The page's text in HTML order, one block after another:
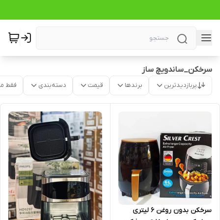
سرخکن_ساندویچ ساز
پربازدیدترین برندها قیمت دسته‌بندی فقط
سرخکن بدون روغن 6 لیتری